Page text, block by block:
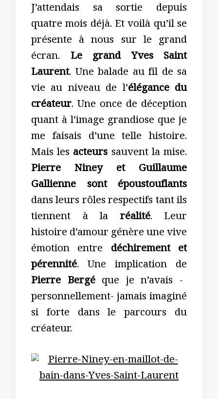
J’attendais sa sortie depuis
quatre mois déjà. Et voilà qu’il se
présente à nous sur le grand
écran. Le grand Yves Saint
Laurent. Une balade au fil de sa
vie au niveau de l’élégance du
créateur. Une once de déception
quant à l’image grandiose que je
me faisais d’une telle histoire.
Mais les acteurs sauvent la mise.
Pierre Niney et Guillaume
Gallienne sont époustouflants
dans leurs rôles respectifs tant ils
tiennent à la réalité. Leur
histoire d’amour génère une vive
émotion entre déchirement et
pérennité. Une implication de
Pierre Bergéque je n’avais -
personnellement- jamais imaginé
si forte dans le parcours du
créateur.